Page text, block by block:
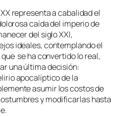
representa a cabalidad el
caída del imperio de
del siglo XXI,
ideales, contemplando el
se ha convertido lo real,
una última decisión:
apocalíptico de la
asumir los costos de
y modificarlas hasta